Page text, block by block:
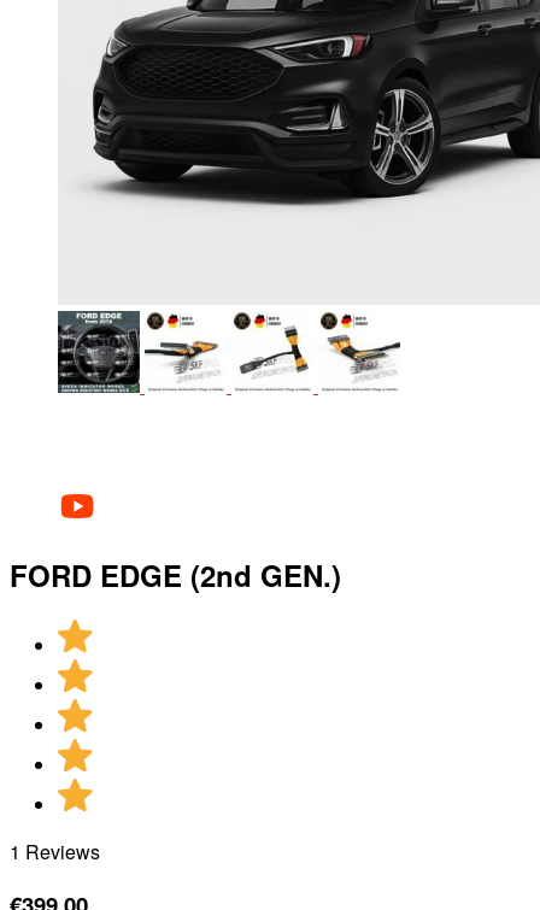
FORD EDGE (2nd GEN.)
1 Reviews